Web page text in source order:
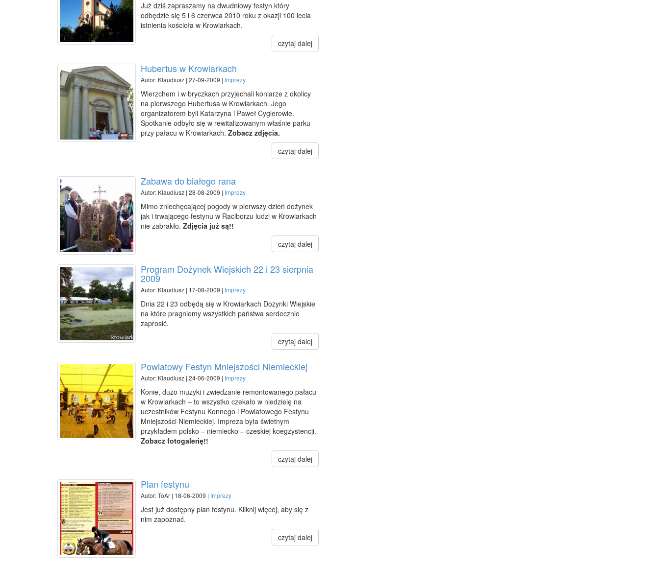
Już dziś zapraszamy na dwudniowy festyn który
odbędzie się 5 i 6 czerwca 2010 roku z okazji 100 lecia
istnienia kościoła w Krowiarkach.
czytaj dalej
Hubertus w Krowiarkach
Autor: Klaudiusz | 27-09-2009 | Imprezy
Wierzchem i w bryczkach przyjechali koniarze z okolicy
na pierwszego Hubertusa w Krowiarkach. Jego
organizatorem byli Katarzyna i Paweł Cyglerowie.
Spotkanie odbyło się w rewitalizowanym właśnie parku
przy pałacu w Krowiarkach. Zobacz zdjęcia.
czytaj dalej
Zabawa do białego rana
Autor: Klaudiusz | 28-08-2009 | Imprezy
Mimo zniechęcającej pogody w pierwszy dzień dożynek
jak i trwającego festynu w Raciborzu ludzi w Krowiarkach
nie zabrakło. Zdjęcia już są!!
czytaj dalej
Program Dożynek Wiejskich 22 i 23 sierpnia
2009
Autor: Klaudiusz | 17-08-2009 | Imprezy
Dnia 22 i 23 odbędą się w Krowiarkach Dożynki Wiejskie
na które pragniemy wszystkich państwa serdecznie
zaprosić.
czytaj dalej
Powiatowy Festyn Mniejszości Niemieckiej
Autor: Klaudiusz | 24-06-2009 | Imprezy
Konie, dużo muzyki i zwiedzanie remontowanego pałacu
w Krowiarkach – to wszystko czekało w niedzielę na
uczestników Festynu Konnego i Powiatowego Festynu
Mniejszości Niemieckiej. Impreza była świetnym
przykładem polsko – niemiecko – czeskiej koegzystencji.
Zobacz fotogalerię!!
czytaj dalej
Plan festynu
Autor: ToAr | 18-06-2009 | Imprezy
Jest już dostępny plan festynu. Kliknij więcej, aby się z
nim zapoznać.
czytaj dalej